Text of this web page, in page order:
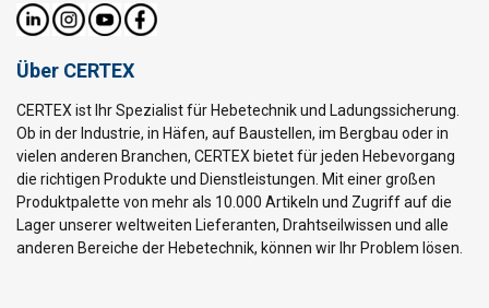
Über CERTEX
CERTEX ist Ihr Spezialist für Hebetechnik und Ladungssicherung.
Ob in der Industrie, in Häfen, auf Baustellen, im Bergbau oder in
vielen anderen Branchen, CERTEX bietet für jeden Hebevorgang
die richtigen Produkte und Dienstleistungen. Mit einer großen
Produktpalette von mehr als 10.000 Artikeln und Zugriff auf die
Lager unserer weltweiten Lieferanten, Drahtseilwissen und alle
anderen Bereiche der Hebetechnik, können wir Ihr Problem lösen.